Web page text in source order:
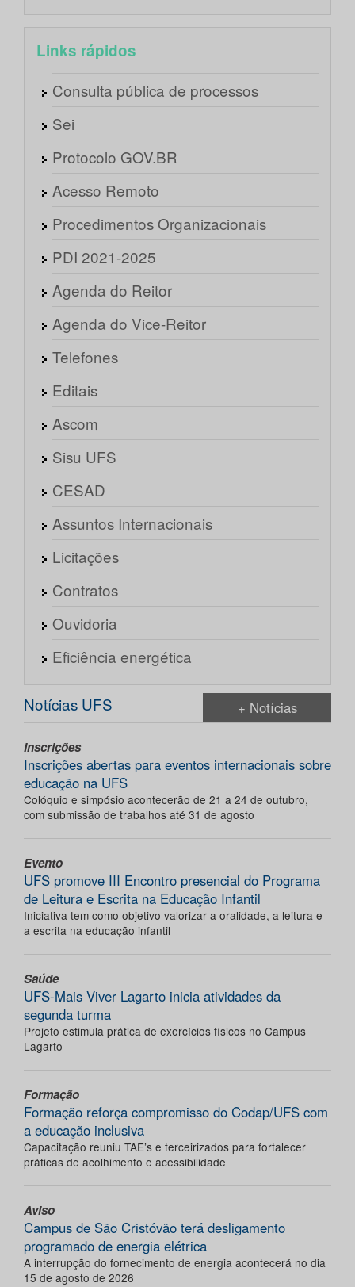
Links rápidos
Consulta pública de processos
Sei
Protocolo GOV.BR
Acesso Remoto
Procedimentos Organizacionais
PDI 2021-2025
Agenda do Reitor
Agenda do Vice-Reitor
Telefones
Editais
Ascom
Sisu UFS
CESAD
Assuntos Internacionais
Licitações
Contratos
Ouvidoria
Eficiência energética
Notícias UFS + Notícias
Inscrições
Inscrições abertas para eventos internacionais sobre
educação na UFS
Colóquio e simpósio acontecerão de 21 a 24 de outubro,
com submissão de trabalhos até 31 de agosto
Evento
UFS promove III Encontro presencial do Programa
de Leitura e Escrita na Educação Infantil
Iniciativa tem como objetivo valorizar a oralidade, a leitura e
a escrita na educação infantil
Saúde
UFS-Mais Viver Lagarto inicia atividades da
segunda turma
Projeto estimula prática de exercícios físicos no Campus
Lagarto
Formação
Formação reforça compromisso do Codap/UFS com
a educação inclusiva
Capacitação reuniu TAE’s e terceirizados para fortalecer
práticas de acolhimento e acessibilidade
Aviso
Campus de São Cristóvão terá desligamento
programado de energia elétrica
A interrupção do fornecimento de energia acontecerá no dia
15 de agosto de 2026